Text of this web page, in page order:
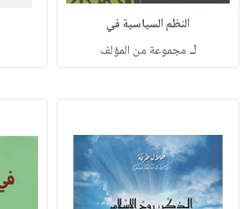
النظم السياسية في
لـ مجموعة من المؤلف